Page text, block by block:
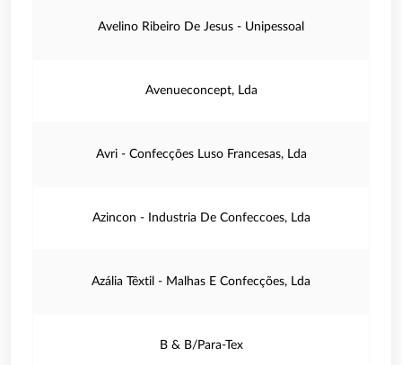
Avelino Ribeiro De Jesus - Unipessoal
Avenueconcept, Lda
Avri - Confecções Luso Francesas, Lda
Azincon - Industria De Confeccoes, Lda
Azália Têxtil - Malhas E Confecções, Lda
B & B/Para-Tex